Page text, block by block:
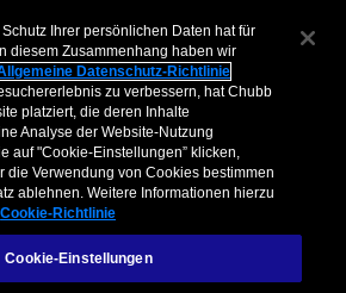
Menu
Privatkunden & Partner​ Kooperationen
Dienstreiseversicherung
Ihrer persönlichen Daten hat für
diesem Zusammenhang haben wir
Datenschutz-Richtlinie
zu verbessern, hat Chubb
platziert, die deren Inhalte
Analyse der Website-Nutzung
auf "Cookie-Einstellungen” klicken,
die Verwendung von Cookies bestimmen
ablehnen. Weitere Informationen hierzu
Cookie-Richtlinie
Cookie-Einstellungen